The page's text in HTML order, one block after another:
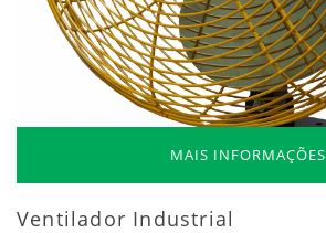
MAIS INFORMAÇÕES
Ventilador Industrial